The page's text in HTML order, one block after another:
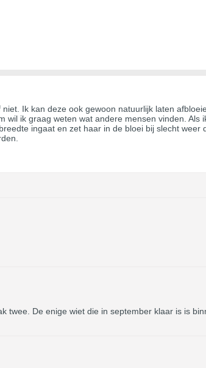
Ik kan deze ook gewoon natuurlijk laten
wil ik graag weten wat andere mensen vinden.
ingaat en zet haar in de bloei bij slecht
twee. De enige wiet die in september klaar is is